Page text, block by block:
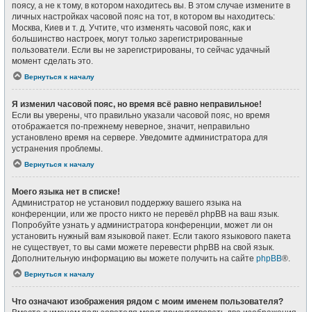
поясу, а не к тому, в котором находитесь вы. В этом случае измените в
личных настройках часовой пояс на тот, в котором вы находитесь:
Москва, Киев и т. д. Учтите, что изменять часовой пояс, как и
большинство настроек, могут только зарегистрированные
пользователи. Если вы не зарегистрированы, то сейчас удачный
момент сделать это.
Вернуться к началу
Я изменил часовой пояс, но время всё равно неправильное!
Если вы уверены, что правильно указали часовой пояс, но время
отображается по-прежнему неверное, значит, неправильно
установлено время на сервере. Уведомите администратора для
устранения проблемы.
Вернуться к началу
Моего языка нет в списке!
Администратор не установил поддержку вашего языка на
конференции, или же просто никто не перевёл phpBB на ваш язык.
Попробуйте узнать у администратора конференции, может ли он
установить нужный вам языковой пакет. Если такого языкового пакета
не существует, то вы сами можете перевести phpBB на свой язык.
Дополнительную информацию вы можете получить на сайте phpBB®.
Вернуться к началу
Что означают изображения рядом с моим именем пользователя?